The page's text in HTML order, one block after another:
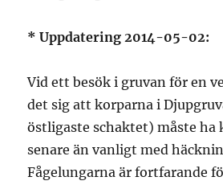
* Uppdatering 2014-05-02:
Vid ett besök i gruvan för en
det sig att korparna i
östligaste schaktet) måste ha
senare än vanligt med
Fågelungarna är fortfarande